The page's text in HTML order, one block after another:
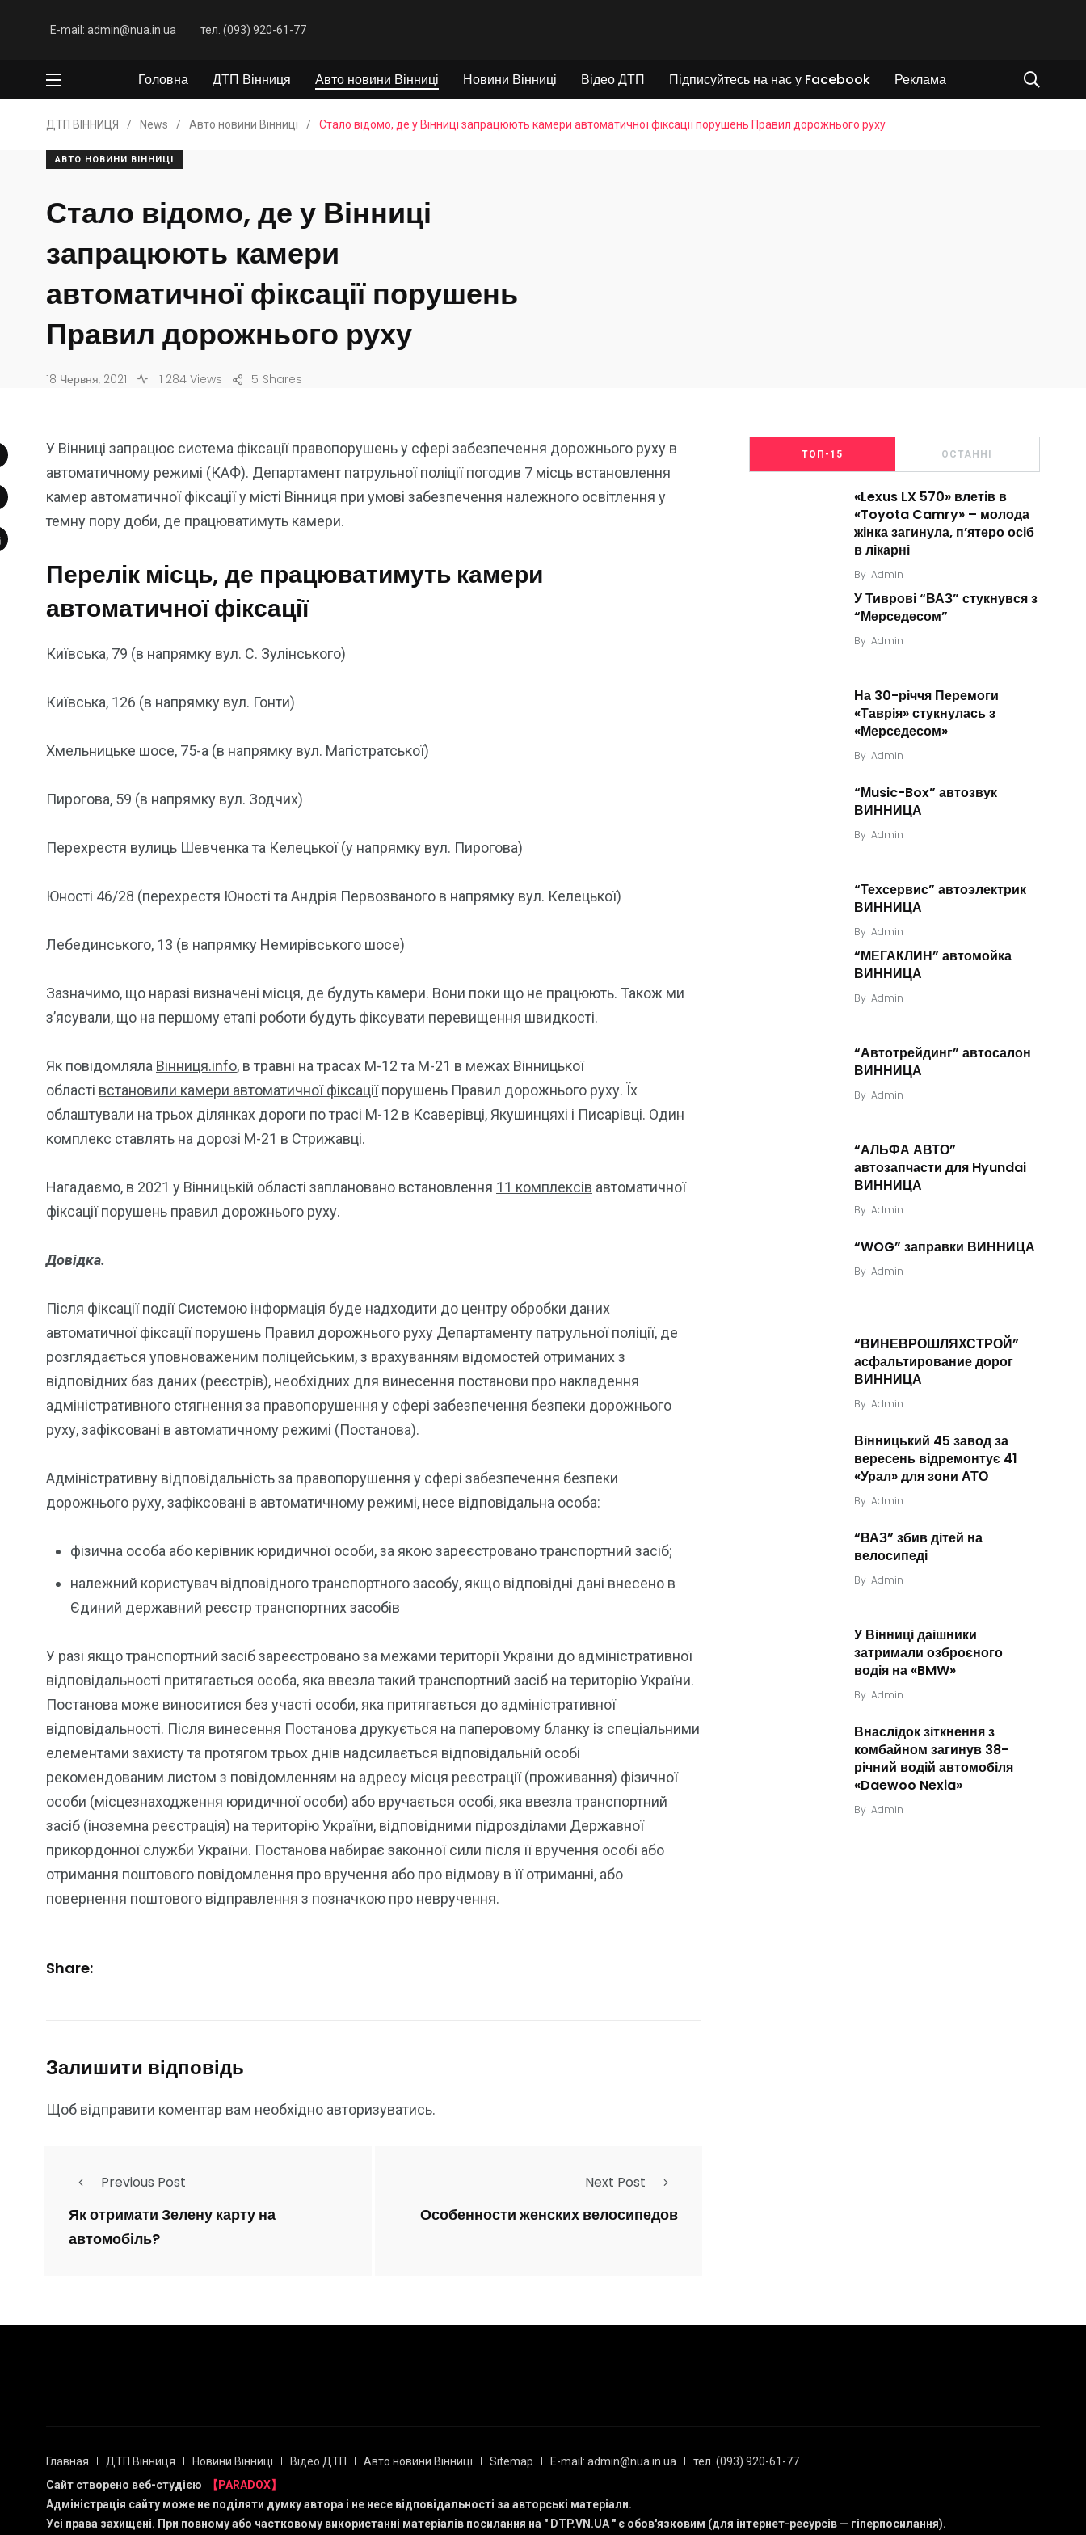
E-mail: admin@nua.in.ua тел. (093) 920-61-77
Головна ДТП Вінниця Авто новини Вінниці Новини Вінниці Відео ДТП Підписуйтесь на нас у Facebook Реклама
ДТП ВІННИЦЯ / News / Авто новини Вінниці / Стало відомо, де у Вінниці запрацюють камери автоматичної фіксації порушень Правил дорожнього руху
АВТО НОВИНИ ВІННИЦІ
Стало відомо, де у Вінниці
запрацюють камери
автоматичної фіксації порушень
Правил дорожнього руху
18 Червня, 2021 1 284 Views Shares
5
У Вінниці запрацює система фіксації правопорушень у сфері забезпечення дорожнього руху в
автоматичному режимі (КАФ). Департамент патрульної поліції погодив 7 місць встановлення
камер автоматичної фіксації у місті Вінниця при умові забезпечення належного освітлення у
темну пору доби, де працюватимуть камери.
Перелік місць, де працюватимуть камери
автоматичної фіксації
Київська, 79 (в напрямку вул. С. Зулінського)
Київська, 126 (в напрямку вул. Гонти)
Хмельницьке шосе, 75-а (в напрямку вул. Магістратської)
Пирогова, 59 (в напрямку вул. Зодчих)
Перехрестя вулиць Шевченка та Келецької (у напрямку вул. Пирогова)
Юності 46/28 (перехрестя Юності та Андрія Первозваного в напрямку вул. Келецької)
Лебединського, 13 (в напрямку Немирівського шосе)
Зазначимо, що наразі визначені місця, де будуть камери. Вони поки що не працюють. Також ми
з’ясували, що на першому етапі роботи будуть фіксувати перевищення швидкості.
Як повідомляла Вінниця.info, в травні на трасах М-12 та М-21 в межах Вінницької
області встановили камери автоматичної фіксаціїпорушень Правил дорожнього руху. Їх
облаштували на трьох ділянках дороги по трасі М-12 в Ксаверівці, Якушинцяхі і Писарівці. Один
комплекс ставлять на дорозі М-21 в Стрижавці.
Нагадаємо, в 2021 у Вінницькій області заплановано встановлення 11 комплексів автоматичної
фіксації порушень правил дорожнього руху.
Довідка.
Після фіксації події Системою інформація буде надходити до центру обробки даних
автоматичної фіксації порушень Правил дорожнього руху Департаменту патрульної поліції, де
розглядається уповноваженим поліцейським, з врахуванням відомостей отриманих з
відповідних баз даних (реєстрів), необхідних для винесення постанови про накладення
адміністративного стягнення за правопорушення у сфері забезпечення безпеки дорожнього
руху, зафіксовані в автоматичному режимі (Постанова).
Адміністративну відповідальність за правопорушення у сфері забезпечення безпеки
дорожнього руху, зафіксовані в автоматичному режимі, несе відповідальна особа:
фізична особа або керівник юридичної особи, за якою зареєстровано транспортний засіб;
належний користувач відповідного транспортного засобу, якщо відповідні дані внесено в
Єдиний державний реєстр транспортних засобів
У разі якщо транспортний засіб зареєстровано за межами території України до адміністративної
відповідальності притягається особа, яка ввезла такий транспортний засіб на територію України.
Постанова може виноситися без участі особи, яка притягається до адміністративної
відповідальності. Після винесення Постанова друкується на паперовому бланку із спеціальними
елементами захисту та протягом трьох днів надсилається відповідальній особі
рекомендованим листом з повідомленням на адресу місця реєстрації (проживання) фізичної
особи (місцезнаходження юридичної особи) або вручається особі, яка ввезла транспортний
засіб (іноземна реєстрація) на територію України, відповідними підрозділами Державної
прикордонної служби України. Постанова набирає законної сили після її вручення особі або
отримання поштового повідомлення про вручення або про відмову в її отриманні, або
повернення поштового відправлення з позначкою про невручення.
Share:
Залишити відповідь
Щоб відправити коментар вам необхідно авторизуватись.
Previous Post
Як отримати Зелену карту на
автомобіль?
Next Post
Особенности женских велосипедов
ТОП-15 ОСТАННІ
«Lexus LX 570» влетів в
«Toyota Camry» – молода
жінка загинула, п’ятеро осіб
в лікарні
By Admin
У Тиврові “ВАЗ” стукнувся з
“Мерседесом”
By Admin
На 30-річчя Перемоги
«Таврія» стукнулась з
«Мерседесом»
By Admin
“Мusic-Box” автозвук
ВИННИЦА
By Admin
“Техсервис” автоэлектрик
ВИННИЦА
By Admin
“МЕГАКЛИН” автомойка
ВИННИЦА
By Admin
“Автотрейдинг” автосалон
ВИННИЦА
By Admin
“АЛЬФА АВТО”
автозапчасти для Hyundai
ВИННИЦА
By Admin
“WOG” заправки ВИННИЦА
By Admin
“ВИНЕВРОШЛЯХСТРОЙ”
асфальтирование дорог
ВИННИЦА
By Admin
Вінницький 45 завод за
вересень відремонтує 41
«Урал» для зони АТО
By Admin
“ВАЗ” збив дітей на
велосипеді
By Admin
У Вінниці даішники
затримали озброєного
водія на «BMW»
By Admin
Внаслідок зіткнення з
комбайном загинув 38-
річний водій автомобіля
«Daewoo Nexia»
By Admin
Главная ДТП Вінниця Новини Вінниці Відео ДТП Авто новини Вінниці Sitemap E-mail: admin@nua.in.ua
тел. (093) 920-61-77
Сайт створено веб-студією
【PARADOX】
Адміністрація сайту може не поділяти думку автора і не несе відповідальності за авторські матеріали.
Усі права захищені. При повному або частковому використанні матеріалів посилання на " DTP.VN.UA " є обов'язковим (для інтернет-ресурсів — гіперпосилання).